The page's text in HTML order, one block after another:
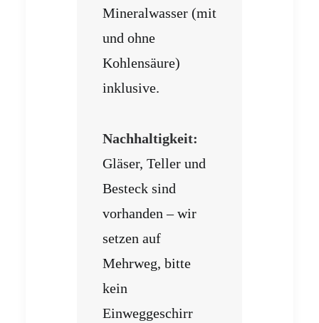
Mineralwasser (mit
und ohne
Kohlensäure)
inklusive.
Nachhaltigkeit:
Gläser, Teller und
Besteck sind
vorhanden – wir
setzen auf
Mehrweg, bitte
kein
Einweggeschirr